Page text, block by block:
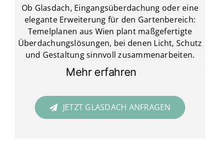
Ob Glasdach, Eingangsüberdachung oder eine
elegante Erweiterung für den Gartenbereich:
Temelplanen aus Wien plant maßgefertigte
Überdachungslösungen, bei denen Licht, Schutz
und Gestaltung sinnvoll zusammenarbeiten.
Mehr erfahren
JETZT GLASDACH ANFRAGEN